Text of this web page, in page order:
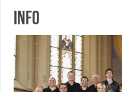
INFO